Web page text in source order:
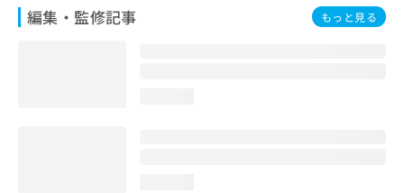
編集・監修記事 もっと見る